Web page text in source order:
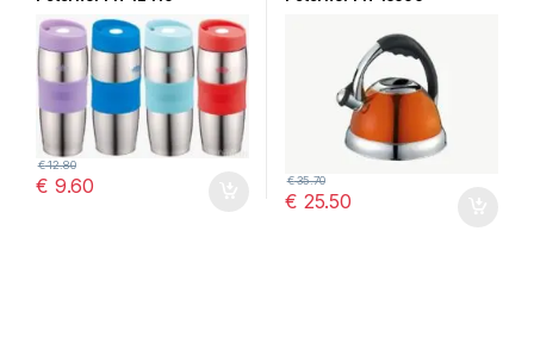
€ 9.60
€12.80
€ 25.50
€35.70